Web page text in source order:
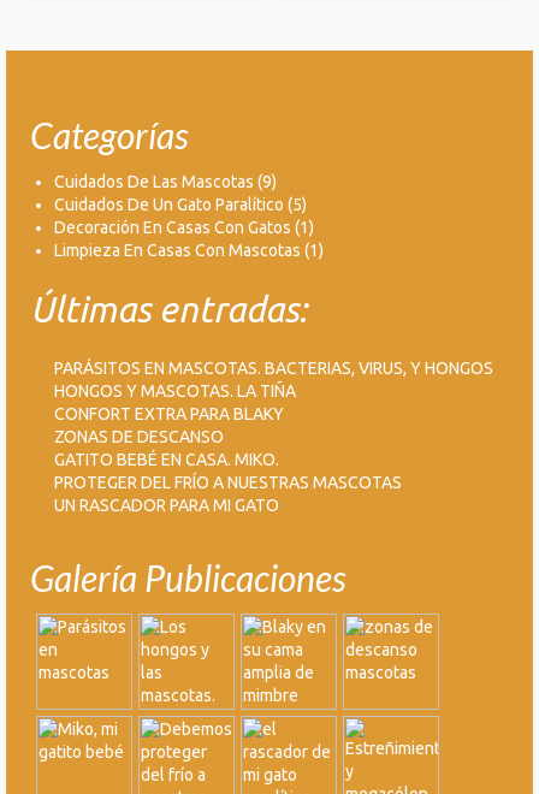
Categorías
Cuidados De Las Mascotas (9)
Cuidados De Un Gato Paralítico (5)
Decoración En Casas Con Gatos (1)
Limpieza En Casas Con Mascotas (1)
Últimas entradas:
PARÁSITOS EN MASCOTAS. BACTERIAS, VIRUS, Y HONGOS
HONGOS Y MASCOTAS. LA TIÑA
CONFORT EXTRA PARA BLAKY
ZONAS DE DESCANSO
GATITO BEBÉ EN CASA. MIKO.
PROTEGER DEL FRÍO A NUESTRAS MASCOTAS
UN RASCADOR PARA MI GATO
Galería Publicaciones